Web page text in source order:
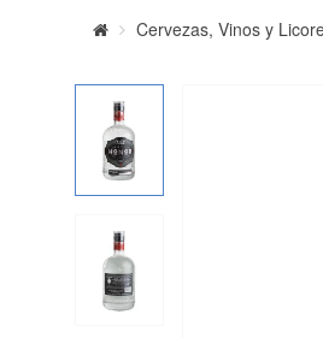
Cervezas, Vinos y